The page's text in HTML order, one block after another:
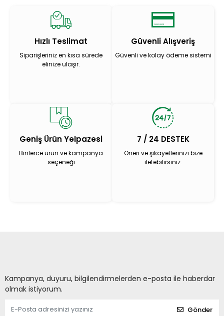
Hızlı Teslimat
Siparişleriniz en kısa sürede
elinize ulaşır.
Güvenli Alışveriş
Güvenli ve kolay ödeme sistemi
Geniş Ürün Yelpazesi
Binlerce ürün ve kampanya
seçeneği
7 / 24 DESTEK
Öneri ve şikayetlerinizi bize
iletebilirsiniz.
Kampanya, duyuru, bilgilendirmelerden e-posta ile haberdar
olmak istiyorum.
Gönder